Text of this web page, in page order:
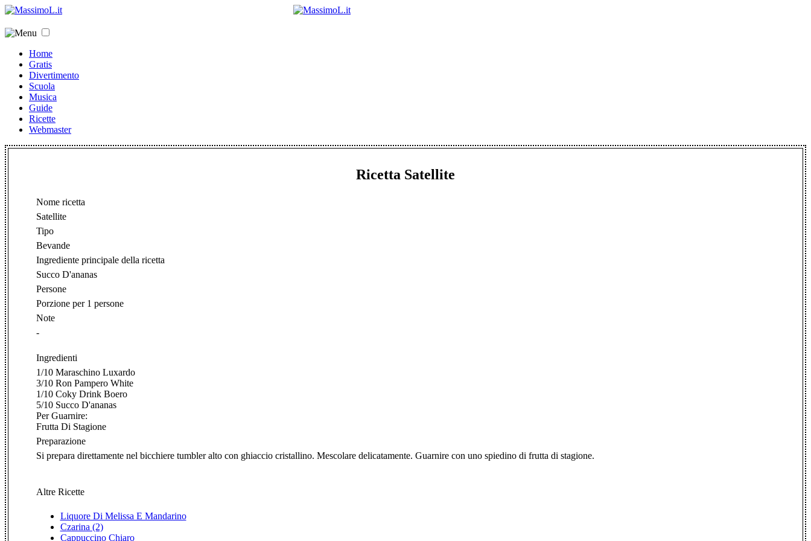
Home
Gratis
Divertimento
Scuola
Musica
Guide
Ricette
Webmaster
Ricetta Satellite
Nome ricetta
Satellite
Tipo
Bevande
Ingrediente principale della ricetta
Succo D'ananas
Persone
Porzione per 1 persone
Note
-
Ingredienti
1/10 Maraschino Luxardo
3/10 Ron Pampero White
1/10 Coky Drink Boero
5/10 Succo D'ananas
Per Guarnire:
Frutta Di Stagione
Preparazione
Si prepara direttamente nel bicchiere tumbler alto con ghiaccio cristallino. Mescolare delicatamente. Guarnire con uno spiedino di frutta di stagione.
Altre Ricette
Liquore Di Melissa E Mandarino
Czarina (2)
Cappuccino Chiaro